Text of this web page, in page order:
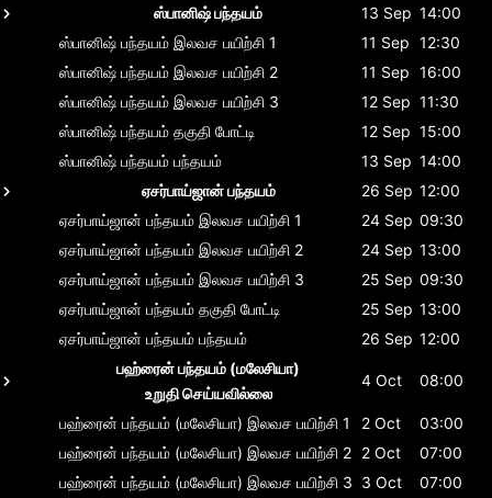
ஸ்பானிஷ் பந்தயம்
13 Sep 14:00
ஸ்பானிஷ் பந்தயம் இலவச பயிற்சி 1 11 Sep 12:30
ஸ்பானிஷ் பந்தயம் இலவச பயிற்சி 2 11 Sep 16:00
ஸ்பானிஷ் பந்தயம் இலவச பயிற்சி 3 12 Sep 11:30
ஸ்பானிஷ் பந்தயம் தகுதி போட்டி 12 Sep 15:00
ஸ்பானிஷ் பந்தயம் பந்தயம் 13 Sep 14:00
ஏசர்பாய்ஜான் பந்தயம்
26 Sep 12:00
ஏசர்பாய்ஜான் பந்தயம் இலவச பயிற்சி 1 24 Sep 09:30
ஏசர்பாய்ஜான் பந்தயம் இலவச பயிற்சி 2 24 Sep 13:00
ஏசர்பாய்ஜான் பந்தயம் இலவச பயிற்சி 3 25 Sep 09:30
ஏசர்பாய்ஜான் பந்தயம் தகுதி போட்டி 25 Sep 13:00
ஏசர்பாய்ஜான் பந்தயம் பந்தயம் 26 Sep 12:00
பஹ்ரைன் பந்தயம் (மலேசியா)
உறுதி செய்யவில்லை
4 Oct 08:00
பஹ்ரைன் பந்தயம் (மலேசியா) இலவச பயிற்சி 1 2 Oct
03:00
பஹ்ரைன் பந்தயம் (மலேசியா) இலவச பயிற்சி 2 2 Oct
07:00
பஹ்ரைன் பந்தயம் (மலேசியா) இலவச பயிற்சி 3 3 Oct
07:00